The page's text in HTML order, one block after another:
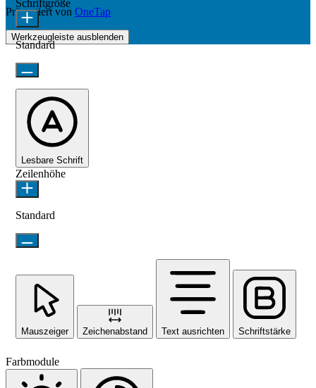
Präsentiert von OneTap
Werkzeugleiste ausblenden
Schriftgröße
Standard
Lesbare Schrift
Zeilenhöhe
Standard
Mauszeiger Zeichenabstand Text ausrichten Schriftstärke
Farbmodule